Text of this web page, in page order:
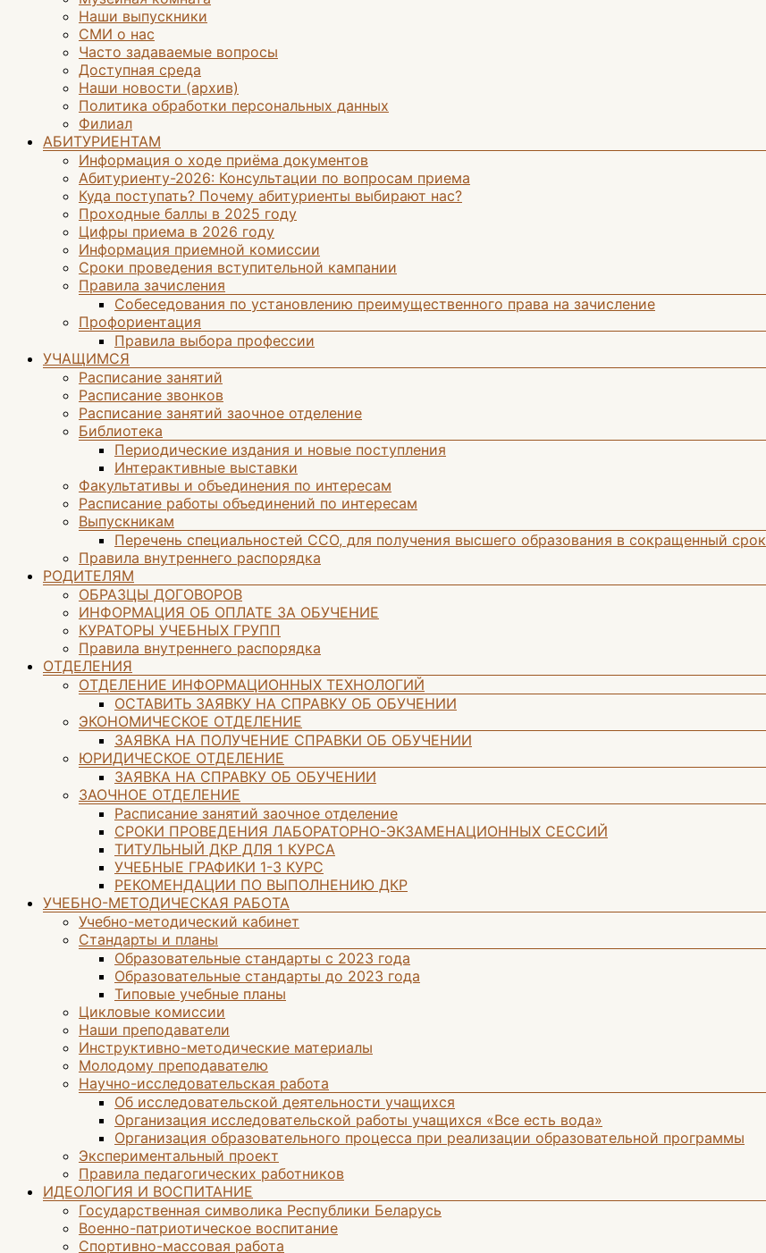
Наши выпускники
СМИ о нас
Часто задаваемые вопросы
Доступная среда
Наши новости (архив)
Политика обработки персональных данных
Филиал
АБИТУРИЕНТАМ
Информация о ходе приёма документов
Абитуриенту-2026: Консультации по вопросам приема
Куда поступать? Почему абитуриенты выбирают нас?
Проходные баллы в 2025 году
Цифры приема в 2026 году
Информация приемной комиссии
Сроки проведения вступительной кампании
Правила зачисления
Собеседования по установлению преимущественного права на зачисление
Профориентация
Правила выбора профессии
УЧАЩИМСЯ
Расписание занятий
Расписание звонков
Расписание занятий заочное отделение
Библиотека
Периодические издания и новые поступления
Интерактивные выставки
Факультативы и объединения по интересам
Расписание работы объединений по интересам
Выпускникам
Перечень специальностей ССО, для получения высшего образования в сокращенный срок
Правила внутреннего распорядка
РОДИТЕЛЯМ
ОБРАЗЦЫ ДОГОВОРОВ
ИНФОРМАЦИЯ ОБ ОПЛАТЕ ЗА ОБУЧЕНИЕ
КУРАТОРЫ УЧЕБНЫХ ГРУПП
Правила внутреннего распорядка
ОТДЕЛЕНИЯ
ОТДЕЛЕНИЕ ИНФОРМАЦИОННЫХ ТЕХНОЛОГИЙ
ОСТАВИТЬ ЗАЯВКУ НА СПРАВКУ ОБ ОБУЧЕНИИ
ЭКОНОМИЧЕСКОЕ ОТДЕЛЕНИЕ
ЗАЯВКА НА ПОЛУЧЕНИЕ СПРАВКИ ОБ ОБУЧЕНИИ
ЮРИДИЧЕСКОЕ ОТДЕЛЕНИЕ
ЗАЯВКА НА СПРАВКУ ОБ ОБУЧЕНИИ
ЗАОЧНОЕ ОТДЕЛЕНИЕ
Расписание занятий заочное отделение
СРОКИ ПРОВЕДЕНИЯ ЛАБОРАТОРНО-ЭКЗАМЕНАЦИОННЫХ СЕССИЙ
ТИТУЛЬНЫЙ ДКР ДЛЯ 1 КУРСА
УЧЕБНЫЕ ГРАФИКИ 1-3 КУРС
РЕКОМЕНДАЦИИ ПО ВЫПОЛНЕНИЮ ДКР
УЧЕБНО-МЕТОДИЧЕСКАЯ РАБОТА
Учебно-методический кабинет
Стандарты и планы
Образовательные стандарты с 2023 года
Образовательные стандарты до 2023 года
Типовые учебные планы
Цикловые комиссии
Наши преподаватели
Инструктивно-методические материалы
Молодому преподавателю
Научно-исследовательская работа
Об исследовательской деятельности учащихся
Организация исследовательской работы учащихся «Все есть вода»
Организация образовательного процесса при реализации образовательной программы
Экспериментальный проект
Правила педагогических работников
ИДЕОЛОГИЯ И ВОСПИТАНИЕ
Государственная символика Республики Беларусь
Военно-патриотическое воспитание
Спортивно-массовая работа